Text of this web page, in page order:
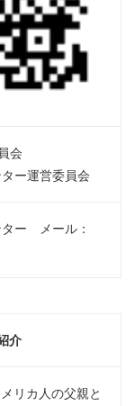
会
ー運営委員会
ター メール：
介
リカ人の父親と